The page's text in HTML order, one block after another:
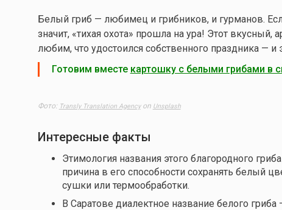
Белый гриб — любимец и грибников, и гурманов.
значит, «тихая охота» прошла на ура! Этот
любим, что удостоился собственного праздника — и
Готовим вместе картошку с белыми грибами в
Фото: Transly Translation Agencyon Unsplash
Интересные факты
Этимология названия этого благородного
причина в его способности сохранять белый
сушки или термообработки.
В Саратове диалектное название белого